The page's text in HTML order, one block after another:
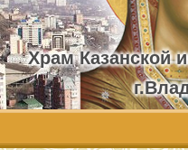
Храм Казанской